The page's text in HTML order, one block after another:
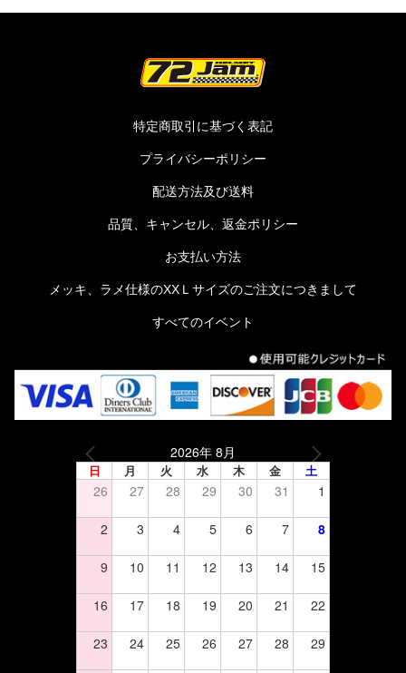
特定商取引に基づく表記
プライバシーポリシー
配送方法及び送料
品質、キャンセル、返金ポリシー
お支払い方法
メッキ、ラメ仕様のXXＬサイズのご注文につきまして
すべてのイベント
2026年 8月
日 月 火 水 木 金 土
26 27 28 29 30 31 1
2 3 4 5 6 7 8
9 10 11 12 13 14 15
16 17 18 19 20 21 22
23 24 25 26 27 28 29